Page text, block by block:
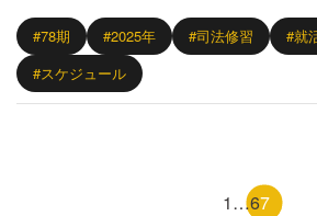
#78期 #2025年 #司法修習 #就
#スケジュール
1 …67